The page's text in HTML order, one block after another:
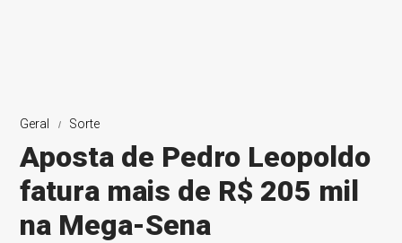
Geral Sorte
Aposta de Pedro Leopoldo
fatura mais de R$ 205 mil
na Mega-Sena